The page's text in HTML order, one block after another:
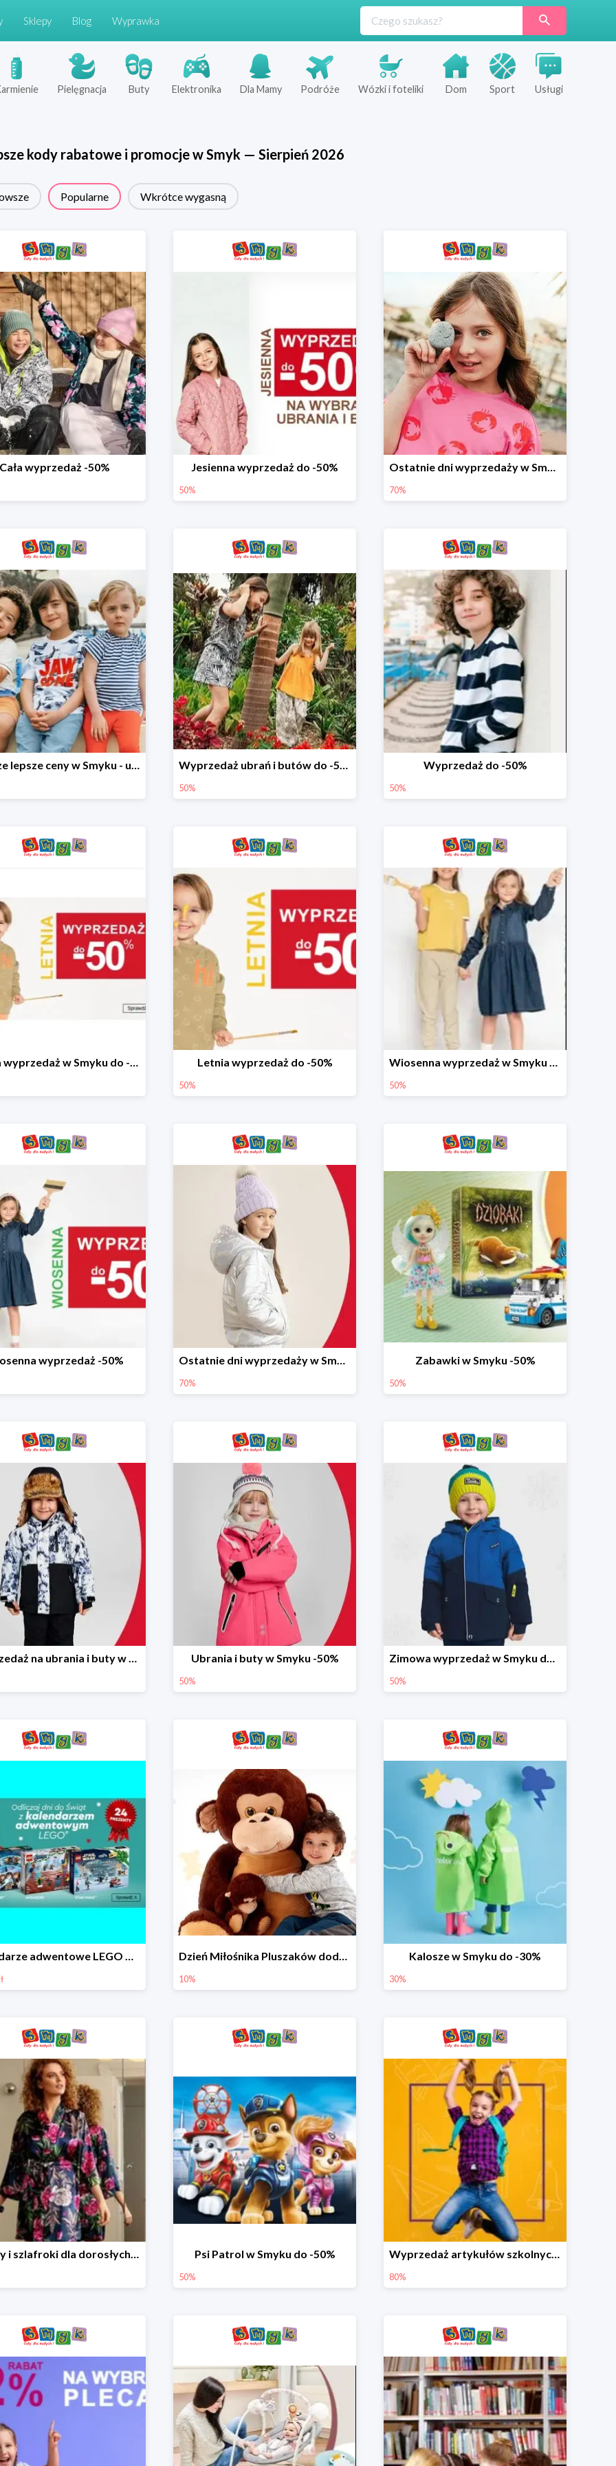
Sklepy Blog Wyprawka
Pielęgnacja Buty Elektronika Dla Mamy Podróże Wózki i foteliki Dom Sport Usługi
kody rabatowe i promocje wSmyk — Sierpień 2026
Popularne Wkrótce wygasną
wyprzedaż -50% Jesienna wyprzedaż do -50%
50%
Ostatnie dni wyprzedaży w Smyku - ubrania i buty do -70%
70%
Jeszcze lepsze ceny w Smyku - ubrania i buty do -70% Wyprzedaż ubrań i butów do -50%
50%
Wyprzedaż do -50%
50%
Letnia wyprzedaż w Smyku do -50% Letnia wyprzedaż do -50%
50%
Wiosenna wyprzedaż w Smyku do -50%
50%
wyprzedaż -50% Ostatnie dni wyprzedaży w Smyku do -70%
70%
Zabawki w Smyku -50%
50%
Wyprzedaż na ubrania i buty w Smyku do -70% Ubrania i buty w Smyku -50%
50%
Zimowa wyprzedaż w Smyku do -50%
50%
Kalendarze adwentowe LEGO w Smyku w super cenie Dzień Miłośnika Pluszaków dodatkowy rabat -10%
10%
Kalosze w Smyku do -30%
30%
Piżamy i szlafroki dla dorosłych w Smyku do -30% Psi Patrol w Smyku do -50%
50%
Wyprzedaż artykułów szkolnych w Smyku do -80%
80%